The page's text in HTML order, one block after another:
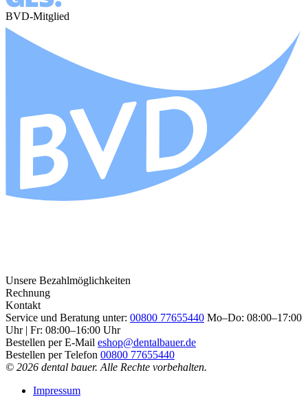
BVD-Mitglied
Unsere Bezahlmöglichkeiten
Rechnung
Kontakt
Service und Beratung unter: 00800 77655440 Mo–Do: 08:00–17:00
Uhr | Fr: 08:00–16:00 Uhr
Bestellen per E-Mail eshop@dentalbauer.de
Bestellen per Telefon 00800 77655440
© 2026 dental bauer. Alle Rechte vorbehalten.
Impressum